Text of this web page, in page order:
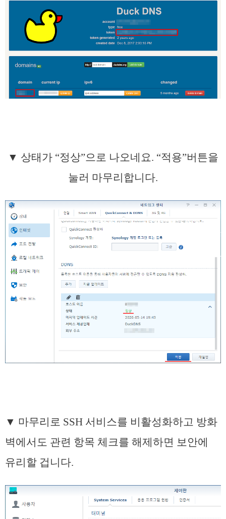
▼ 상태가 “정상”으로 나오네요. “적용”버튼을
눌러 마무리합니다.
▼ 마무리로 SSH 서비스를 비활성화하고 방화
벽에서도 관련 항목 체크를 해제하면 보안에
유리할 겁니다.